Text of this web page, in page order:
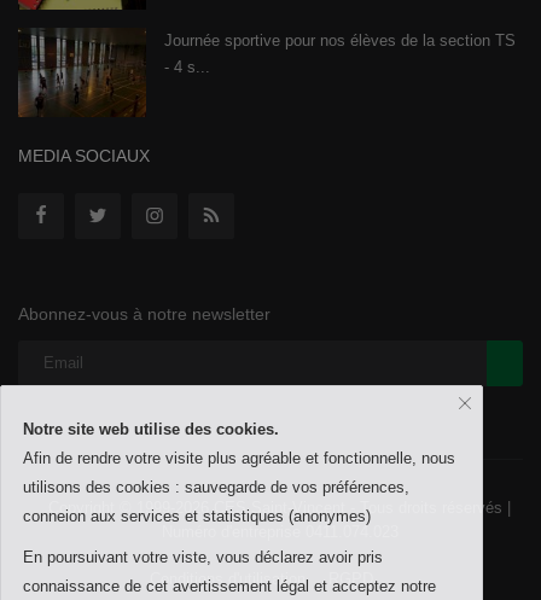
Journée sportive pour nos élèves de la section TS
- 4 s...
MEDIA SOCIAUX
Abonnez-vous à notre newsletter
Copyright © 1999-2026 CES Saint-Vincent - Tous droits réservés |
Numéro d'entreprise 0411.074.023
Conditions d'utilisation
Notre site web utilise des cookies.
Afin de rendre votre visite plus agréable et fonctionnelle, nous
utilisons des cookies : sauvegarde de vos préférences,
conneion aux services et statistiques (anonymes)
En poursuivant votre viste, vous déclarez avoir pris
connaissance de cet avertissement légal et acceptez notre